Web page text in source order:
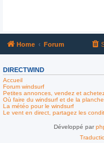
Home Forum
DIRECTWIND
Accueil
Forum windsurf
Petites annonces, vendez et
Où faire du windsurf et de la
La météo pour le windsurf
Le vent en direct, partagez les
Développé par